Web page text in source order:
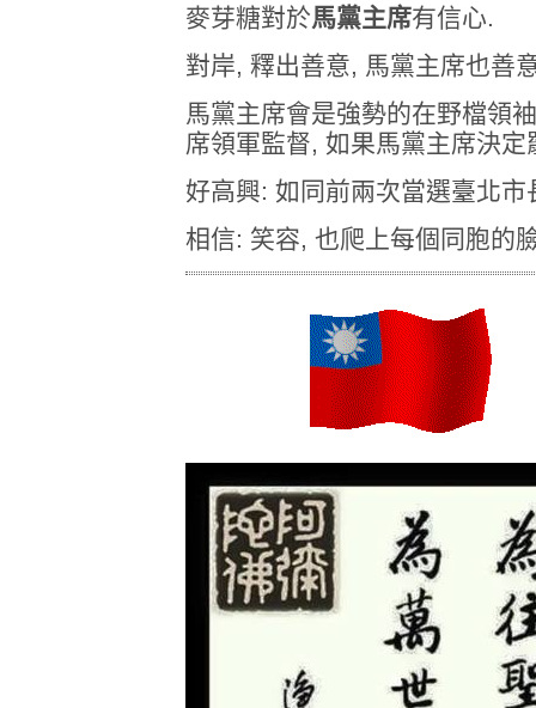
麥芽糖對於馬黨主席有信心.
對岸, 釋出善意, 馬黨主席也善
馬黨主席會是強勢的在野檔領
席領軍監督, 如果馬黨主席決
好高興: 如同前兩次當選臺北
相信: 笑容, 也爬上每個同胞的